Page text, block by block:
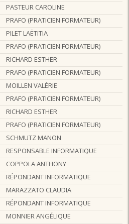
PASTEUR CAROLINE
PRAFO (PRATICIEN FORMATEUR)
PILET LAËTITIA
PRAFO (PRATICIEN FORMATEUR)
RICHARD ESTHER
PRAFO (PRATICIEN FORMATEUR)
MOILLEN VALÉRIE
PRAFO (PRATICIEN FORMATEUR)
RICHARD ESTHER
PRAFO (PRATICIEN FORMATEUR)
SCHMUTZ MANON
RESPONSABLE INFORMATIQUE
COPPOLA ANTHONY
RÉPONDANT INFORMATIQUE
MARAZZATO CLAUDIA
RÉPONDANT INFORMATIQUE
MONNIER ANGÉLIQUE